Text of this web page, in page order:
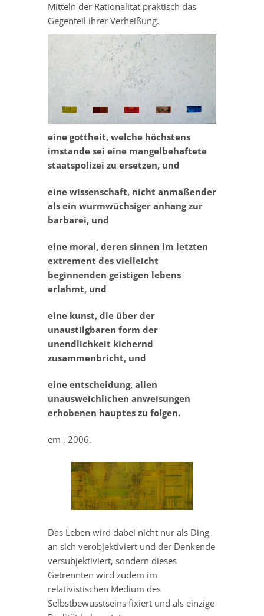
Mitteln der Rationalität praktisch das
Gegenteil ihrer Verheißung.
eine gottheit, welche höchstens
imstande sei eine mangelbehaftete
staatspolizei zu ersetzen, und
eine wissenschaft, nicht anmaßender
als ein wurmwüchsiger anhang zur
barbarei, und
eine moral, deren sinnen im letzten
extrement des vielleicht
beginnenden geistigen lebens
erlahmt, und
eine kunst, die über der
unaustilgbaren form der
unendlichkeit kichernd
zusammenbricht, und
eine entscheidung, allen
unausweichlichen anweisungen
erhobenen hauptes zu folgen.
em, 2006.
Das Leben wird dabei nicht nur als Ding
an sich verobjektiviert und der Denkende
versubjektiviert, sondern dieses
Getrennten wird zudem im
relativistischen Medium des
Selbstbewusstseins fixiert und als einzige